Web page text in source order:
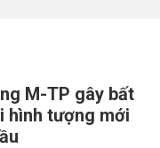
M-TP gây bất
hình tượng mới